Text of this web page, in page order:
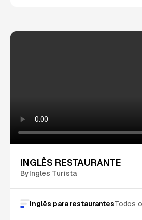
INGLÊS RESTAURANTE
ByIngles Turista
Inglês para restaurantesTodos